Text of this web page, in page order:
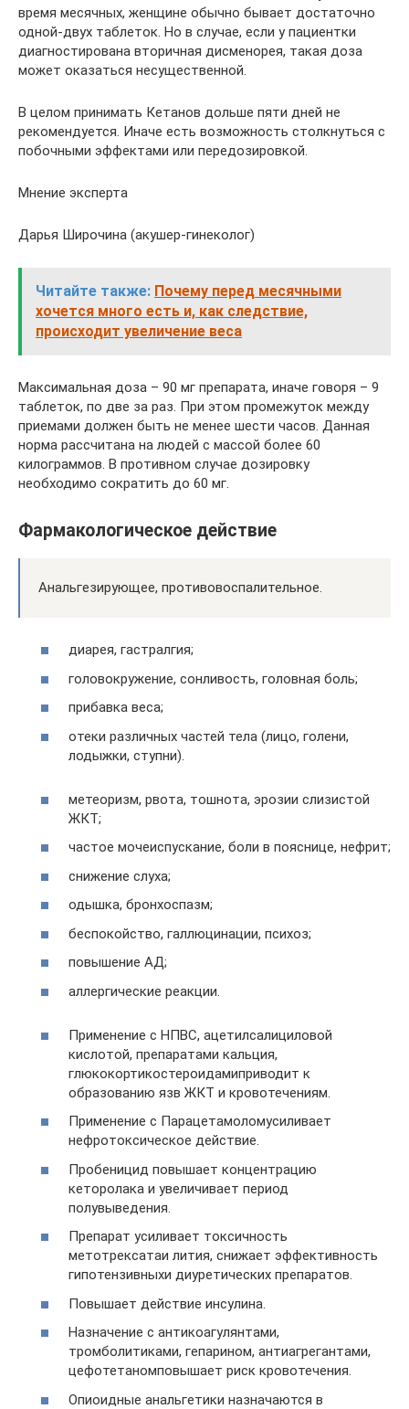
время месячных, женщине обычно бывает достаточно
одной-двух таблеток. Но в случае, если у пациентки
диагностирована вторичная дисменорея, такая доза
может оказаться несущественной.
В целом принимать Кетанов дольше пяти дней не
рекомендуется. Иначе есть возможность столкнуться с
побочными эффектами или передозировкой.
Мнение эксперта
Дарья Широчина (акушер-гинеколог)
Читайте также: Почему перед месячными
хочется много есть и, как следствие,
происходит увеличение веса
Максимальная доза – 90 мг препарата, иначе говоря – 9
таблеток, по две за раз. При этом промежуток между
приемами должен быть не менее шести часов. Данная
норма рассчитана на людей с массой более 60
килограммов. В противном случае дозировку
необходимо сократить до 60 мг.
Фармакологическое действие
Анальгезирующее, противовоспалительное.
диарея, гастралгия;
головокружение, сонливость, головная боль;
прибавка веса;
отеки различных частей тела (лицо, голени,
лодыжки, ступни).
метеоризм, рвота, тошнота, эрозии слизистой
ЖКТ;
частое мочеиспускание, боли в пояснице, нефрит;
снижение слуха;
одышка, бронхоспазм;
беспокойство, галлюцинации, психоз;
повышение АД;
аллергические реакции.
Применение с НПВС, ацетилсалициловой
кислотой, препаратами кальция,
глюкокортикостероидамиприводит к
образованию язв ЖКТ и кровотечениям.
Применение с Парацетамоломусиливает
нефротоксическое действие.
Пробеницид повышает концентрацию
кеторолака и увеличивает период
полувыведения.
Препарат усиливает токсичность
метотрексатаи лития, снижает эффективность
гипотензивныхи диуретических препаратов.
Повышает действие инсулина.
Назначение с антикоагулянтами,
тромболитиками, гепарином, антиагрегантами,
цефотетаномповышает риск кровотечения.
Опиоидные анальгетики назначаются в